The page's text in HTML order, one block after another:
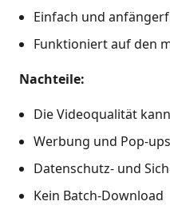
Einfach und
Funktioniert auf den
Nachteile:
Die Videoqualität
Werbung und Pop-
Datenschutz- und
Kein Batch-Download